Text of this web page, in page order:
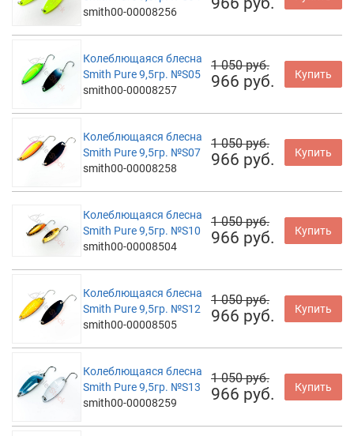
smith00-00008256
Колеблющаяся блесна
Smith Pure 9,5гр. №S05
smith00-00008257
1 050 руб.
966 руб. Купить
Колеблющаяся блесна
Smith Pure 9,5гр. №S07
smith00-00008258
1 050 руб.
966 руб. Купить
Колеблющаяся блесна
Smith Pure 9,5гр. №S10
smith00-00008504
1 050 руб.
966 руб. Купить
Колеблющаяся блесна
Smith Pure 9,5гр. №S12
smith00-00008505
1 050 руб.
966 руб. Купить
Колеблющаяся блесна
Smith Pure 9,5гр. №S13
smith00-00008259
1 050 руб.
966 руб. Купить